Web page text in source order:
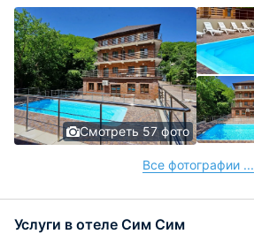
Смотреть 57 фото
Все фотографии ...
Услуги в отеле Сим Сим